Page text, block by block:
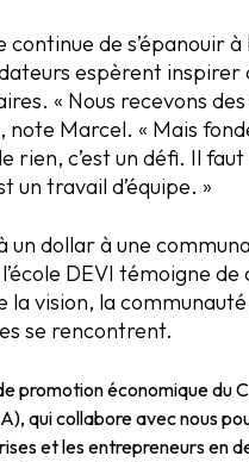
continue de s’épanouir à
espèrent inspirer
« Nous recevons
note Marcel. « Mais
rien, c’est un défi. Il faut
un travail d’équipe. »
un dollar à une
DEVI témoigne de
la vision, la
se rencontrent.
promotion économique du
qui collabore avec nous
et les entrepreneurs en